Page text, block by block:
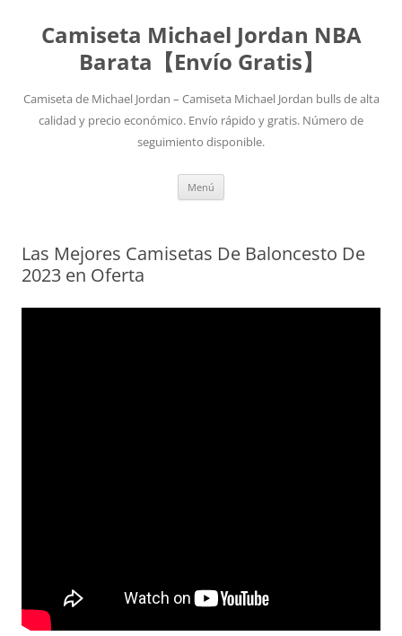
Camiseta Michael Jordan NBA
Barata【Envío Gratis】
Camiseta de Michael Jordan – Camiseta Michael Jordan bulls de alta
calidad y precio económico. Envío rápido y gratis. Número de
seguimiento disponible.
Menú
Las Mejores Camisetas De Baloncesto De
2023 en Oferta